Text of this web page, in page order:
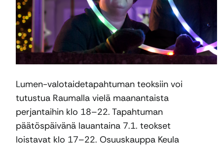
Lumen-valotaidetapahtuman teoksiin voi
tutustua Raumalla vielä maanantaista
perjantaihin klo 18–22. Tapahtuman
päätöspäivänä lauantaina 7.1. teokset
loistavat klo 17–22. Osuuskauppa Keula